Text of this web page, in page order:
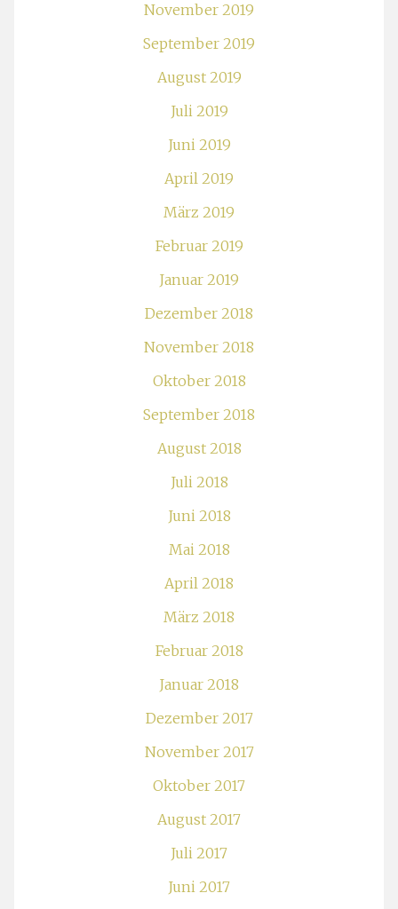
November 2019
September 2019
August 2019
Juli 2019
Juni 2019
April 2019
März 2019
Februar 2019
Januar 2019
Dezember 2018
November 2018
Oktober 2018
September 2018
August 2018
Juli 2018
Juni 2018
Mai 2018
April 2018
März 2018
Februar 2018
Januar 2018
Dezember 2017
November 2017
Oktober 2017
August 2017
Juli 2017
Juni 2017